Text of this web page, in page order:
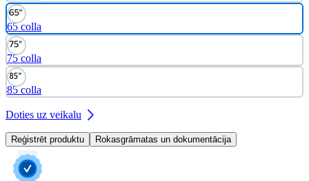
65 colla
75 colla
85 colla
Doties uz veikalu
Reģistrēt produktu Rokasgrāmatas un dokumentācija